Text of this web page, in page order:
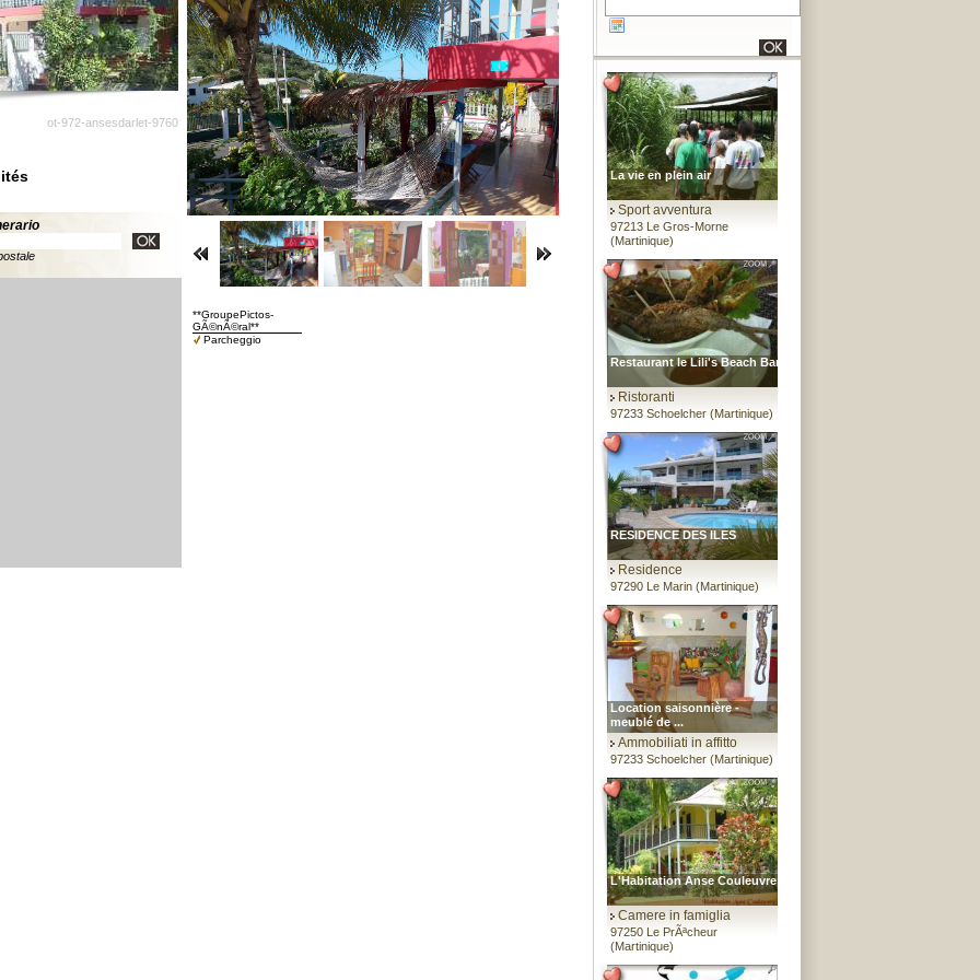
ot-972-ansesdarlet-9760
**GroupePictos-
GÃ©nÃ©ral**
Parcheggio
La vie en plein air
Sport avventura
97213 Le Gros-Morne
(Martinique)
Restaurant le Lili's Beach Bar
Ristoranti
97233 Schoelcher (Martinique)
RESIDENCE DES ILES
Residence
97290 Le Marin (Martinique)
Location saisonnière -
meublé de ...
Ammobiliati in affitto
97233 Schoelcher (Martinique)
L'Habitation Anse Couleuvre
Camere in famiglia
97250 Le PrÃªcheur
(Martinique)